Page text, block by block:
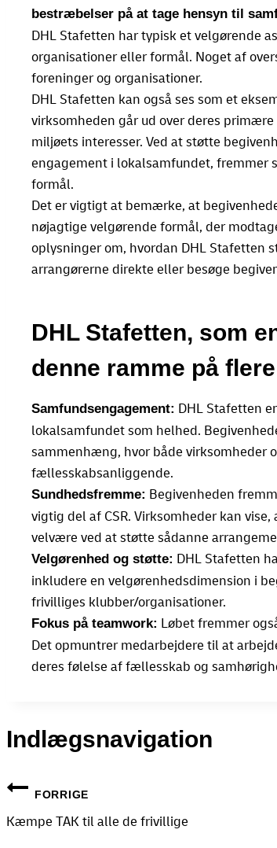
bestræbelser på at tage hensyn til
DHL Stafetten har typisk et velgørende
organisationer eller formål. Noget af
foreninger og organisationer.
DHL Stafetten kan også ses som et
virksomheden går ud over deres
miljøets interesser. Ved at støtte
engagement i lokalsamfundet, fremmer
formål.
Det er vigtigt at bemærke, at
nøjagtige velgørende formål, der
oplysninger om, hvordan DHL Stafetten
arrangørerne direkte eller besøge
DHL Stafetten, som
denne ramme på
Samfundsengagement: DHL Stafetten
lokalsamfundet som helhed.
sammenhæng, hvor både virksomheder
fællesskabsanliggende.
Sundhedsfremme: Begivenheden
vigtig del af CSR. Virksomheder kan
velvære ved at støtte sådanne
Velgørenhed og støtte: DHL Stafetten
inkludere en velgørenhedsdimension i
frivilliges klubber/organisationer.
Fokus på teamwork: Løbet fremmer
Det opmuntrer medarbejdere til at
deres følelse af fællesskab og
Indlægsnavigation
FORRIGE
Kæmpe TAK til alle de frivillige